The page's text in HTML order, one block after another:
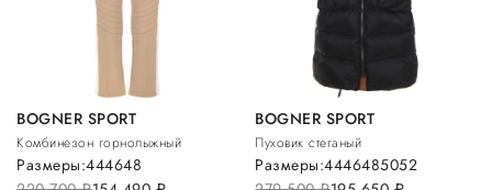
BOGNER SPORT
Комбинезон горнолыжный
Размеры:444648
BOGNER SPORT
Пуховик стеганый
Размеры:4446485052